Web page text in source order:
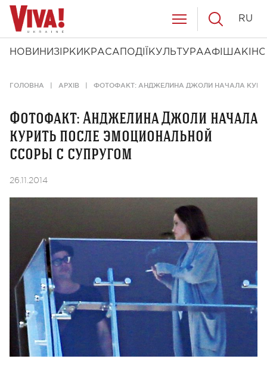
НОВИНИ ЗІРКИ КРАСА ПОДІЇ КУЛЬТУРААФІША КІНО
RU
ГОЛОВНА АРХІВ ФОТОФАКТ: АНДЖЕЛИНА ДЖОЛИ НАЧАЛА
Фотофакт: Анджелина Джоли начала
курить после эмоциональной
ссоры с супругом
26.11.2014